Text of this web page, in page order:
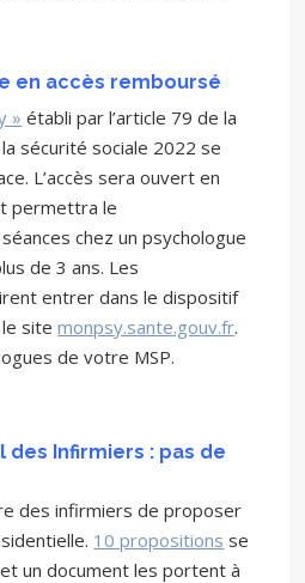
en accès remboursé
» établi par l’article 79 de la
sécurité sociale 2022 se
L’accès sera ouvert en
permettra le
chez un psychologue
de 3 ans. Les
entrer dans le dispositif
le sitemonpsy.sante.gouv.fr.
de votre MSP.
des Infirmiers : pas de
des infirmiers de proposer
10 propositions se
un document les portent à